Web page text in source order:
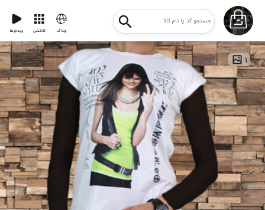
ویدئوها کالکشن وبلاگ
۱